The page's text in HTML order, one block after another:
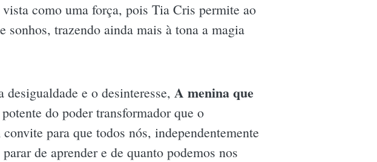
como uma força, pois Tia Cris permite ao
trazendo ainda mais à tona a magia
e o desinteresse, A menina que
do poder transformador que o
para que todos nós, independentemente
de aprender e de quanto podemos nos